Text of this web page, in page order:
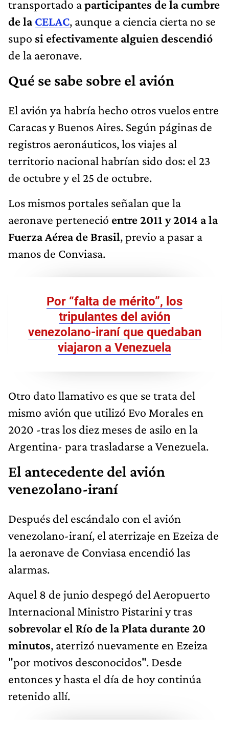
transportado aparticipantes de la cumbre
de laCELAC, aunque a ciencia cierta no se
supo si efectivamente alguien descendió
de la aeronave.
Qué se sabe sobre el avión
El avión ya habría hecho otros vuelos entre
Caracas y Buenos Aires. Según páginas de
registros aeronáuticos, los viajes al
territorio nacional habrían sido dos: el 23
de octubre y el 25 de octubre.
Los mismos portales señalan que la
aeronave perteneció entre 2011 y 2014 a la
Fuerza Aérea de Brasil, previo a pasar a
manos de Conviasa.
Por “falta de mérito”, los
tripulantes del avión
venezolano-iraní que quedaban
viajaron a Venezuela
Otro dato llamativo es que se trata del
mismo avión que utilizó Evo Morales en
2020 -tras los diez meses de asilo en la
Argentina- para trasladarse a Venezuela.
El antecedente del avión
venezolano-iraní
Después del escándalo con el avión
venezolano-iraní, el aterrizaje en Ezeiza de
la aeronave de Conviasa encendió las
alarmas.
Aquel 8 de junio despegó del Aeropuerto
Internacional Ministro Pistarini y tras
sobrevolar el Río de la Plata durante 20
minutos, aterrizó nuevamente en Ezeiza
"por motivos desconocidos". Desde
entonces y hasta el día de hoy continúa
retenido allí.